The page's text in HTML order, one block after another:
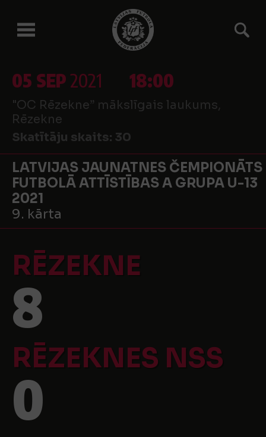
05 SEP2021 18:00
"OC Rēzekne” mākslīgais laukums,
Rēzekne
Skatītāju skaits: 30
LATVIJAS JAUNATNES ČEMPIONĀTS
FUTBOLĀ ATTĪSTĪBAS A GRUPA U-13
2021
9. kārta
RĒZEKNE
8
RĒZEKNES NSS
0